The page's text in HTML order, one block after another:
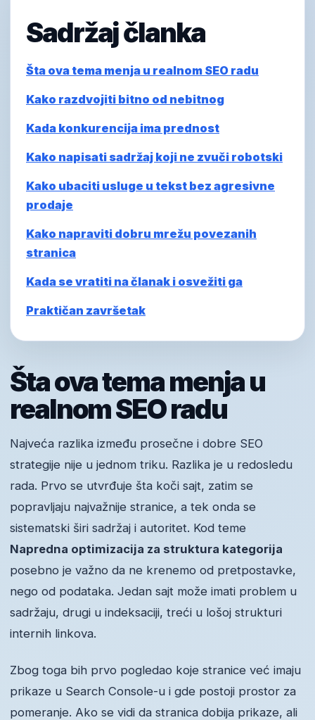
Sadržaj članka
Šta ova tema menja u realnom SEO radu
Kako razdvojiti bitno od nebitnog
Kada konkurencija ima prednost
Kako napisati sadržaj koji ne zvuči robotski
Kako ubaciti usluge u tekst bez agresivne
prodaje
Kako napraviti dobru mrežu povezanih
stranica
Kada se vratiti na članak i osvežiti ga
Praktičan završetak
Šta ova tema menja u
realnom SEO radu
Najveća razlika između prosečne i dobre SEO
strategije nije u jednom triku. Razlika je u redosledu
rada. Prvo se utvrđuje šta koči sajt, zatim se
popravljaju najvažnije stranice, a tek onda se
sistematski širi sadržaj i autoritet. Kod teme
Napredna optimizacija za struktura kategorija
posebno je važno da ne krenemo od pretpostavke,
nego od podataka. Jedan sajt može imati problem u
sadržaju, drugi u indeksaciji, treći u lošoj strukturi
internih linkova.
Zbog toga bih prvo pogledao koje stranice već imaju
prikaze u Search Console-u i gde postoji prostor za
pomeranje. Ako se vidi da stranica dobija prikaze, ali